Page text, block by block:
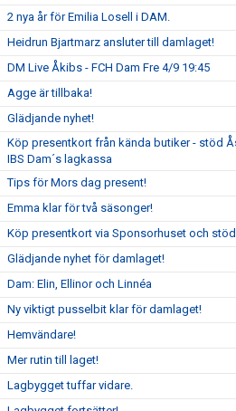
2 nya år för Emilia Losell i DAM.
Heidrun Bjartmarz ansluter till damlaget!
DM Live Åkibs - FCH Dam Fre 4/9 19:45
Agge är tillbaka!
Glädjande nyhet!
Köp presentkort från kända butiker - stöd
IBS Dam´s lagkassa
Tips för Mors dag present!
Emma klar för två säsonger!
Köp presentkort via Sponsorhuset och
Glädjande nyhet för damlaget!
Dam: Elin, Ellinor och Linnéa
Ny viktigt pusselbit klar för damlaget!
Hemvändare!
Mer rutin till laget!
Lagbygget tuffar vidare.